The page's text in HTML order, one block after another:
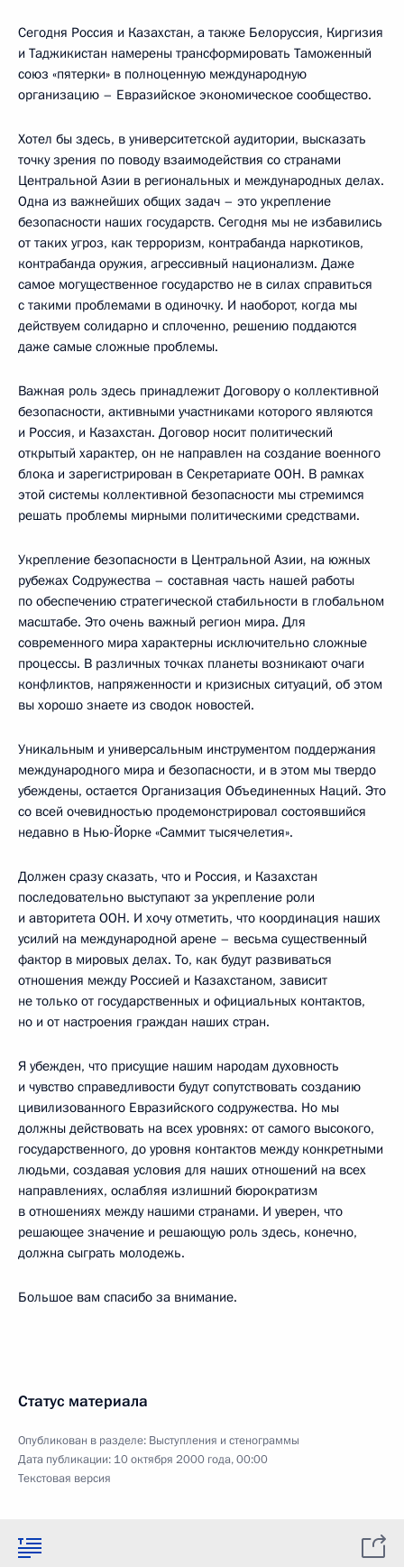
Сегодня Россия и Казахстан, а также Белоруссия, Киргизия
и Таджикистан намерены трансформировать Таможенный
союз «пятерки» в полноценную международную
организацию – Евразийское экономическое сообщество.
Хотел бы здесь, в университетской аудитории, высказать
точку зрения по поводу взаимодействия со странами
Центральной Азии в региональных и международных делах.
Одна из важнейших общих задач – это укрепление
безопасности наших государств. Сегодня мы не избавились
от таких угроз, как терроризм, контрабанда наркотиков,
контрабанда оружия, агрессивный национализм. Даже
самое могущественное государство не в силах справиться
с такими проблемами в одиночку. И наоборот, когда мы
действуем солидарно и сплоченно, решению поддаются
даже самые сложные проблемы.
Важная роль здесь принадлежит Договору о коллективной
безопасности, активными участниками которого являются
и Россия, и Казахстан. Договор носит политический
открытый характер, он не направлен на создание военного
блока и зарегистрирован в Секретариате ООН. В рамках
этой системы коллективной безопасности мы стремимся
решать проблемы мирными политическими средствами.
Укрепление безопасности в Центральной Азии, на южных
рубежах Содружества – составная часть нашей работы
по обеспечению стратегической стабильности в глобальном
масштабе. Это очень важный регион мира. Для
современного мира характерны исключительно сложные
процессы. В различных точках планеты возникают очаги
конфликтов, напряженности и кризисных ситуаций, об этом
вы хорошо знаете из сводок новостей.
Уникальным и универсальным инструментом поддержания
международного мира и безопасности, и в этом мы твердо
убеждены, остается Организация Объединенных Наций. Это
со всей очевидностью продемонстрировал состоявшийся
недавно в Нью-Йорке «Саммит тысячелетия».
Должен сразу сказать, что и Россия, и Казахстан
последовательно выступают за укрепление роли
и авторитета ООН. И хочу отметить, что координация наших
усилий на международной арене – весьма существенный
фактор в мировых делах. То, как будут развиваться
отношения между Россией и Казахстаном, зависит
не только от государственных и официальных контактов,
но и от настроения граждан наших стран.
Я убежден, что присущие нашим народам духовность
и чувство справедливости будут сопутствовать созданию
цивилизованного Евразийского содружества. Но мы
должны действовать на всех уровнях: от самого высокого,
государственного, до уровня контактов между конкретными
людьми, создавая условия для наших отношений на всех
направлениях, ослабляя излишний бюрократизм
в отношениях между нашими странами. И уверен, что
решающее значение и решающую роль здесь, конечно,
должна сыграть молодежь.
Большое вам спасибо за внимание.
Статус материала
Опубликован в разделе: Выступления и стенограммы
Дата публикации: 10 октября 2000 года, 00:00
Текстовая версия